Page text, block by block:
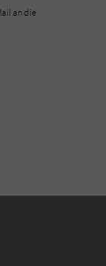
an die